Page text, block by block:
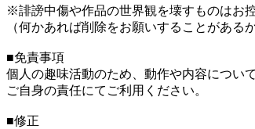
※誹謗中傷や作品の世界観を壊すものはお
（何かあれば削除をお願いすることがある
■免責事項
個人の趣味活動のため、動作や内容につい
ご自身の責任にてご利用ください。
■修正